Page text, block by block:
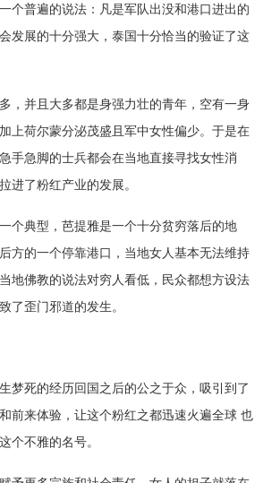
个普遍的说法：凡是军队出没和港口进出的
发展的十分强大，泰国十分恰当的验证了这
，并且大多都是身强力壮的青年，空有一身
上荷尔蒙分泌茂盛且军中女性偏少。于是在
手急脚的士兵都会在当地直接寻找女性消
进了粉红产业的发展。
个典型，芭提雅是一个十分贫穷落后的地
方的一个停靠港口，当地女人基本无法维持
地佛教的说法对穷人看低，民众都想方设法
了歪门邪道的发生。
梦死的经历回国之后的公之于众，吸引到了
前来体验，让这个粉红之都迅速火遍全球 也
个不雅的名号。